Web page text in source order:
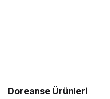
Doreanse Ürünleri